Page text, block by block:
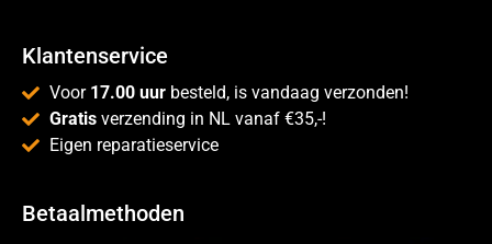
Klantenservice
Voor 17.00 uur besteld, is vandaag verzonden!
Gratis verzending in NL vanaf €35,-!
Eigen reparatieservice
Betaalmethoden